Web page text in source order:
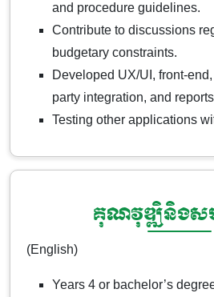
and procedure guidelines.
Contribute to discussions
budgetary constraints.
Developed UX/UI, front-
party integration, and
Testing other applications
គុណវុឌ្ឍិនិងសម
(English)
Years 4 or bachelor’s